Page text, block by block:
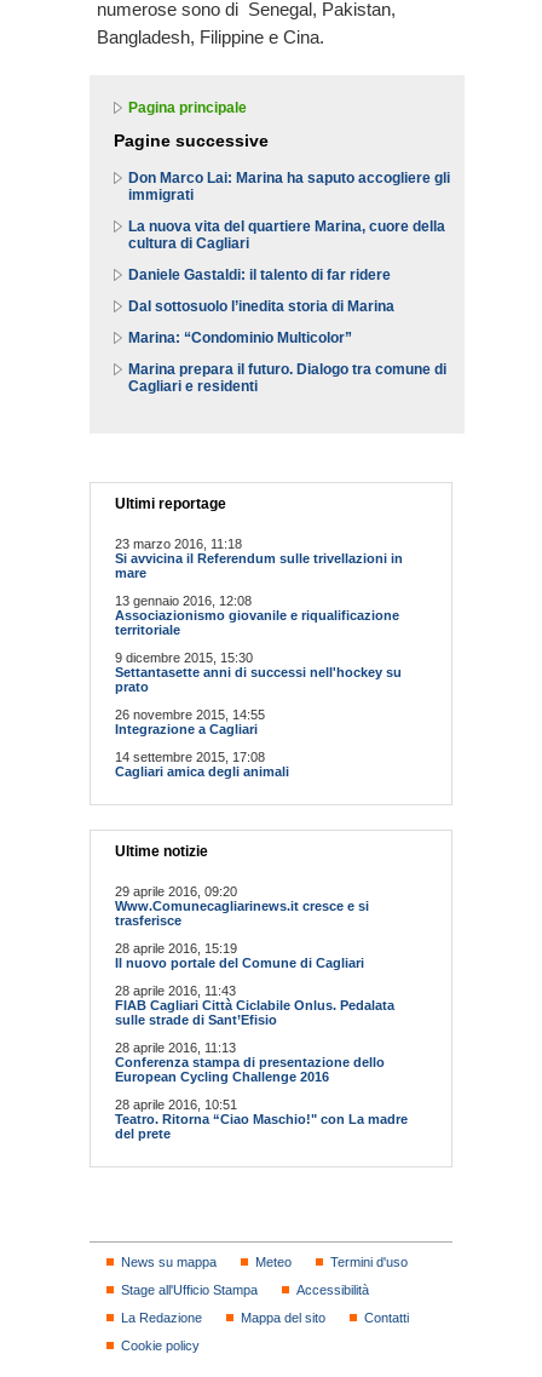
numerose sono di Senegal, Pakistan,
Bangladesh, Filippine e Cina.
Pagina principale
Pagine successive
Don Marco Lai: Marina ha saputo accogliere gli
immigrati
La nuova vita del quartiere Marina, cuore della
cultura di Cagliari
Daniele Gastaldi: il talento di far ridere
Dal sottosuolo l’inedita storia di Marina
Marina: “Condominio Multicolor”
Marina prepara il futuro. Dialogo tra comune di
Cagliari e residenti
Ultimi reportage
23 marzo 2016, 11:18
Si avvicina il Referendum sulle trivellazioni in
mare
13 gennaio 2016, 12:08
Associazionismo giovanile e riqualificazione
territoriale
9 dicembre 2015, 15:30
Settantasette anni di successi nell'hockey su
prato
26 novembre 2015, 14:55
Integrazione a Cagliari
14 settembre 2015, 17:08
Cagliari amica degli animali
Ultime notizie
29 aprile 2016, 09:20
Www.Comunecagliarinews.it cresce e si
trasferisce
28 aprile 2016, 15:19
Il nuovo portale del Comune di Cagliari
28 aprile 2016, 11:43
FIAB Cagliari Città Ciclabile Onlus. Pedalata
sulle strade di Sant’Efisio
28 aprile 2016, 11:13
Conferenza stampa di presentazione dello
European Cycling Challenge 2016
28 aprile 2016, 10:51
Teatro. Ritorna “Ciao Maschio!" con La madre
del prete
News su mappa Meteo
Termini d'uso
Stage all'Ufficio Stampa
Accessibilità
La Redazione
Mappa del sito
Contatti
Cookie policy